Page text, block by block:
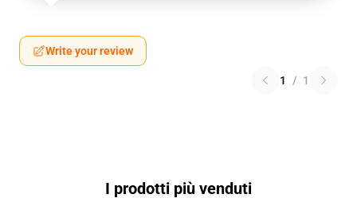
Write your review
1 / 1
I prodotti più venduti